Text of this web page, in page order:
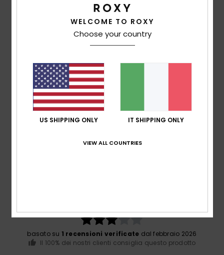
[Tessuto principale] 88% poliestere
riciclato, 12% elastan
Spedizioni e Resi
Garanzia
Recensioni dei clienti
basato su 1 recensioni verificate dal febbraio 2026
Il 100% dei nostri clienti consiglia questo prodotto
WELCOME TO ROXY
Choose your country
US SHIPPING ONLY IT SHIPPING ONLY
VIEW ALL COUNTRIES